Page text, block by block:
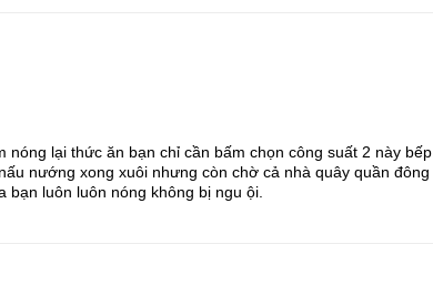
nóng lại thức ăn bạn chỉ cần bấm chọn công suất 2 này bếp
nướng xong xuôi nhưng còn chờ cả nhà quây quần đông
bạn luôn luôn nóng không bị ngu ội.